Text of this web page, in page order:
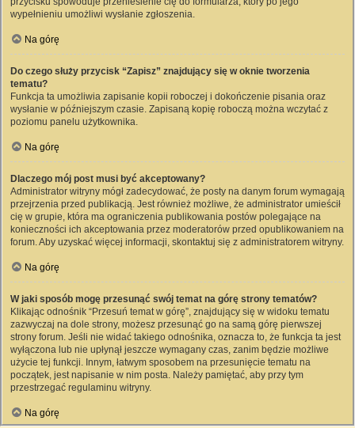
wypełnieniu umożliwi wysłanie zgłoszenia.
Na górę
Do czego służy przycisk “Zapisz” znajdujący się w oknie tworzenia
tematu?
Funkcja ta umożliwia zapisanie kopii roboczej i dokończenie pisania oraz
wysłanie w późniejszym czasie. Zapisaną kopię roboczą można wczytać z
poziomu panelu użytkownika.
Na górę
Dlaczego mój post musi być akceptowany?
Administrator witryny mógł zadecydować, że posty na danym forum wymagają
przejrzenia przed publikacją. Jest również możliwe, że administrator umieścił
cię w grupie, która ma ograniczenia publikowania postów polegające na
konieczności ich akceptowania przez moderatorów przed opublikowaniem na
forum. Aby uzyskać więcej informacji, skontaktuj się z administratorem witryny.
Na górę
W jaki sposób mogę przesunąć swój temat na górę strony tematów?
Klikając odnośnik “Przesuń temat w górę”, znajdujący się w widoku tematu
zazwyczaj na dole strony, możesz przesunąć go na samą górę pierwszej
strony forum. Jeśli nie widać takiego odnośnika, oznacza to, że funkcja ta jest
wyłączona lub nie upłynął jeszcze wymagany czas, zanim będzie możliwe
użycie tej funkcji. Innym, łatwym sposobem na przesunięcie tematu na
początek, jest napisanie w nim posta. Należy pamiętać, aby przy tym
przestrzegać regulaminu witryny.
Na górę